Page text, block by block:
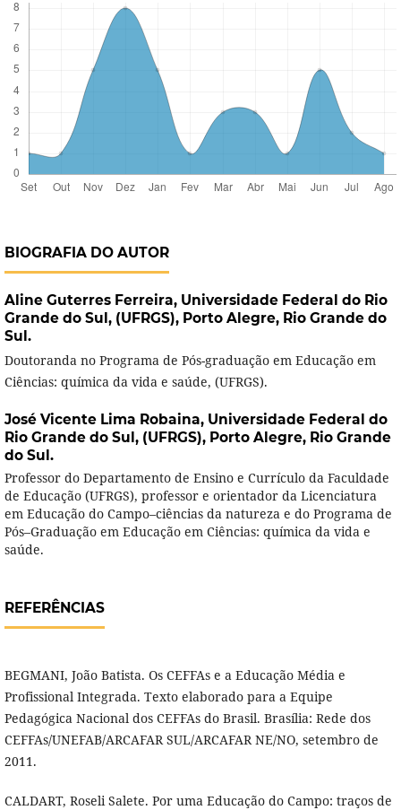
BIOGRAFIA DO AUTOR
Aline Guterres Ferreira, Universidade Federal do Rio
Grande do Sul, (UFRGS), Porto Alegre, Rio Grande do
Sul.
Doutoranda no Programa de Pós-graduação em Educação em
Ciências: química da vida e saúde, (UFRGS).
José Vicente Lima Robaina, Universidade Federal do
Rio Grande do Sul, (UFRGS), Porto Alegre, Rio Grande
do Sul.
Professor do Departamento de Ensino e Currículo da Faculdade
de Educação (UFRGS), professor e orientador da Licenciatura
em Educação do Campo–ciências da natureza e do Programa de
Pós–Graduação em Educação em Ciências: química da vida e
saúde.
REFERÊNCIAS
BEGMANI, João Batista. Os CEFFAs e a Educação Média e
Profissional Integrada. Texto elaborado para a Equipe
Pedagógica Nacional dos CEFFAs do Brasil. Brasília: Rede dos
CEFFAs/UNEFAB/ARCAFAR SUL/ARCAFAR NE/NO, setembro de
2011.
CALDART, Roseli Salete. Por uma Educação do Campo: traços de